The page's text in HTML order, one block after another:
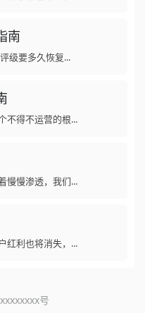
南
级要多久恢复...
不得不运营的根...
慢慢渗透，我们...
红利也将消失，...
号